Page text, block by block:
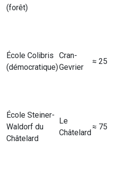
(forêt)
École Colibris
(démocratique)
Cran-
Gevrier
≈ 25
École Steiner-
Waldorf du
Châtelard
Le
Châtelard
≈ 75